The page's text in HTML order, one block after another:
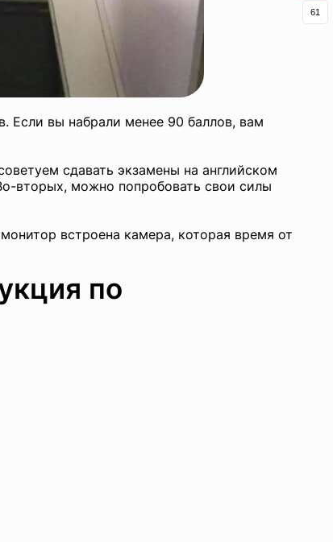
Если вы набрали менее 90 баллов, вам
сдавать экзамены на английском
вторых, можно попробовать свои силы
встроена камера, которая время от
по
61